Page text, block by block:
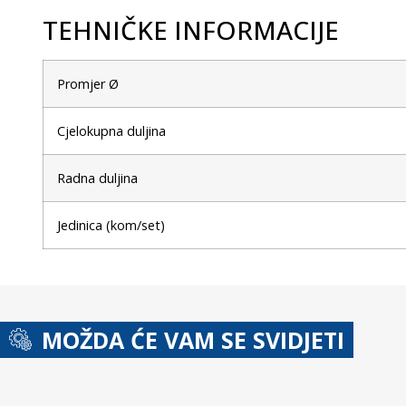
TEHNIČKE INFORMACIJE
Promjer Ø
Cjelokupna duljina
Radna duljina
Jedinica (kom/set)
MOŽDA ĆE VAM SE SVIDJETI